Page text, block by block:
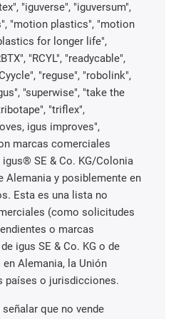
"iguverse", "iguversum",
"motion plastics", "motion
for longer life",
"RCYL", "readycable",
"reguse", "robolink",
"superwise", "take the
"triflex",
igus improves",
marcas comerciales
SE & Co. KG/Colonia
Alemania y posiblemente en
Esta es una lista no
(como solicitudes
o marcas
igus SE & Co. KG o de
Alemania, la Unión
países o jurisdicciones.
que no vende